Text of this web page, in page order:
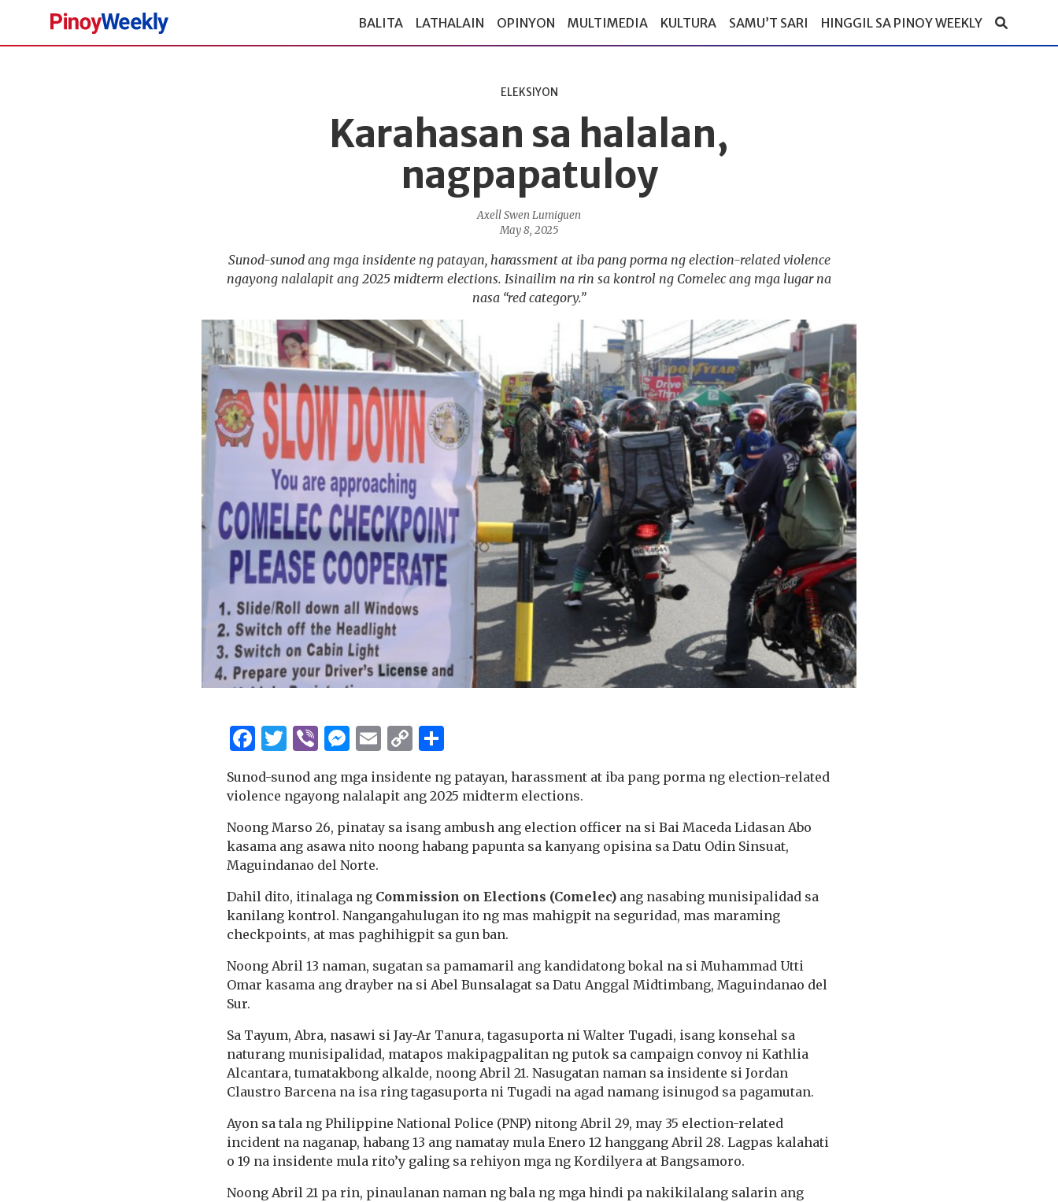
Pinoy
BALITA LATHALAIN OPINYON MULTIMEDIA KULTURA SAMU’T SARI HINGGIL SA PINOY WEEKLY
ELEKSIYON
Karahasan sa halalan,
nagpapatuloy
Axell Swen Lumiguen
May 8, 2025
Sunod-sunod ang mga insidente ng patayan, harassment at iba pang porma ng election-related violence
ngayong nalalapit ang 2025 midterm elections. Isinailim na rin sa kontrol ng Comelec ang mga lugar na
nasa “red category.”
Facebook
Twitter
ViberMessenger
Email
Copy
Sunod-sunod ang mga insidente ng patayan, harassment at iba pang porma ng election-related
violence ngayong nalalapit ang 2025 midterm elections.
Noong Marso 26, pinatay sa isang ambush ang election officer na si Bai Maceda Lidasan Abo
kasama ang asawa nito noong habang papunta sa kanyang opisina sa Datu Odin Sinsuat,
Maguindanao del Norte.
Dahil dito, itinalaga ng Commission on Elections (Comelec) ang nasabing munisipalidad sa
kanilang kontrol. Nangangahulugan ito ng mas mahigpit na seguridad, mas maraming
checkpoints, at mas paghihigpit sa gun ban.
Noong Abril 13 naman, sugatan sa pamamaril ang kandidatong bokal na si Muhammad Utti
Omar kasama ang drayber na si Abel Bunsalagat sa Datu Anggal Midtimbang, Maguindanao del
Sur.
Sa Tayum, Abra, nasawi si Jay-Ar Tanura, tagasuporta ni Walter Tugadi, isang konsehal sa
naturang munisipalidad, matapos makipagpalitan ng putok sa campaign convoy ni Kathlia
Alcantara, tumatakbong alkalde, noong Abril 21. Nasugatan naman sa insidente si Jordan
Claustro Barcena na isa ring tagasuporta ni Tugadi na agad namang isinugod sa pagamutan.
Ayon sa tala ng Philippine National Police (PNP) nitong Abril 29, may 35 election-related
incident na naganap, habang 13 ang namatay mula Enero 12 hanggang Abril 28. Lagpas kalahati
o 19 na insidente mula rito’y galing sa rehiyon mga ng Kordilyera at Bangsamoro.
Noong Abril 21 pa rin, pinaulanan naman ng bala ng mga hindi pa nakikilalang salarin ang